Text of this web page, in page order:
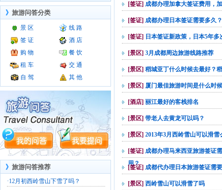
》 旅游问答分类
景 区
线 路
签 证
酒 店
购 物
餐 饮
租 车
交 通
自 驾
其 他
》 旅游问答推荐
·12月初西岭雪山下雪了吗？
[签证] 成都办理加拿大签证费用，
[签证] 成都办理日本签证需要多久？
[签证] 日本签证新政策，日本5年多
[景区] 3月成都周边旅游线路推荐
[景区] 稻城亚丁什么时候去最好？
[景区] 厦门最佳旅游时间是什么时
[酒店] 丽江最好的客栈排名
[景区] 带老人去黄龙可以吗？
[景区] 2013年3月西岭雪山可以滑雪
[签证] 成都办理马来西亚旅游签证
用？
[签证] 成都代办理日本旅游签证需
[景区] 西岭雪山可以滑雪了吗